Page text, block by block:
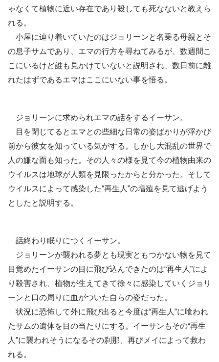
ゃなくて植物に近い存在であり殺しても死なないと教えら
れる。
小屋に辿り着いていたのはジョリーンと名乗る母親とそ
の息子サムであり、エマの行方を尋ねてみるが、数週間こ
こにいるけど誰も見かけていないと説明され、数日前に離
れたはずであるエマはここにいない事を悟る。
ジョリーンに求められエマの話をするイーサン。
目を閉じてるとエマとの些細な日常の姿ばかりが浮かび
前から彼女を知っている気がする。しかし大混乱の世界で
人の嫌な面も知った。その人々の様を見て今の植物由来の
ウイルスは地球が人類を見限ったからと分かった。そして
ウイルスによって感染した“再生人”の増殖を見て逃げよう
としたと説明する。
話終わり眠りにつくイーサン。
ジョリーンが襲われる夢とも現実ともつかない物を見て
目覚めたイーサンの目に飛び込んできたのは“再生人”によ
り殺害され、植物が生えてきて徐々に感染していくジョリ
ーンと口の周りに血がついた自らの姿だった。
状況に恐怖して外に飛び出ると今度は“再生人”に喰われ
たサムの遺体を目の当たりにする。イーサンもその“再生
人”に襲われそうになるその刹那、再びメイによって救わ
れる。